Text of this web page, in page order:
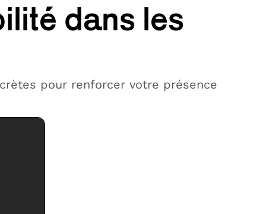
dans les
pour renforcer votre présence